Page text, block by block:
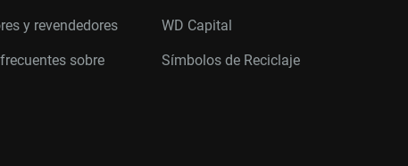
y revendedores
sobre
WD Capital
Símbolos de Reciclaje